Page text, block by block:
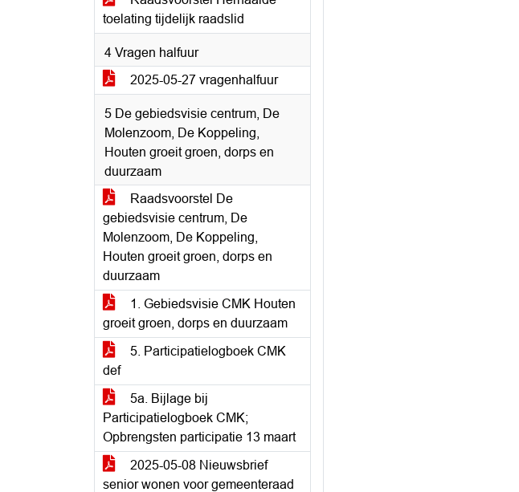
toelating tijdelijk raadslid
4 Vragen halfuur
2025-05-27 vragenhalfuur
5 De gebiedsvisie centrum, De
Molenzoom, De Koppeling,
Houten groeit groen, dorps en
duurzaam
Raadsvoorstel De
gebiedsvisie centrum, De
Molenzoom, De Koppeling,
Houten groeit groen, dorps en
duurzaam
1. Gebiedsvisie CMK Houten
groeit groen, dorps en duurzaam
5. Participatielogboek CMK
def
5a. Bijlage bij
Participatielogboek CMK;
Opbrengsten participatie 13 maart
2025-05-08 Nieuwsbrief
senior wonen voor gemeenteraad